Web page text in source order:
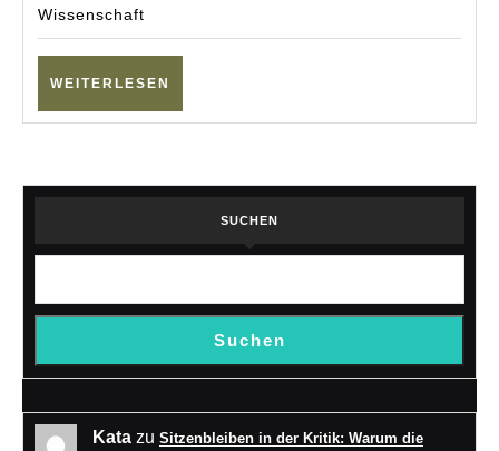
Frühgeschichte
Wissenschaft
WEITERLESEN
SUCHEN
Suchen
Kata zu Sitzenbleiben in der Kritik: Warum die